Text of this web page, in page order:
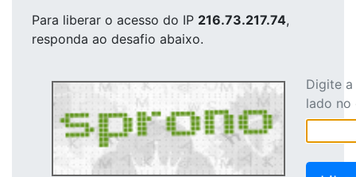
Para liberar o acesso do IP 216.73.217.74,
responda ao desafio abaixo.
Digite
lado no